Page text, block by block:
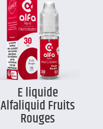
E liquide
Alfaliquid Fruits
Rouges